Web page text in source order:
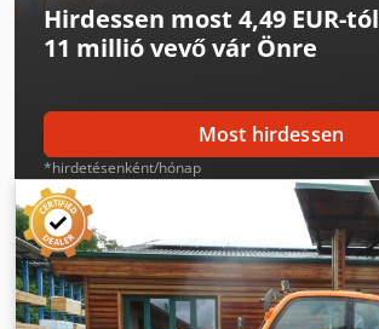
Hirdessen most 4,49 EUR-tól
11 millió vevővár Önre
Most hirdessen
*hirdetésenként/hónap